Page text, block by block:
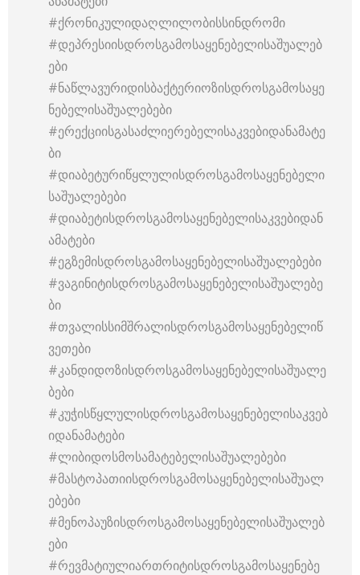
#ქრონიკულიდაღლილობისსინდრომი
#დეპრესიისდროსგამოსაყენებელისაშუალებ
ები
#ნაწლავურიდისბაქტერიოზისდროსგამოსაყე
ნებელისაშუალებები
#ერექციისგასაძლიერებელისაკვებიდანამატე
ბი
#დიაბეტურიწყლულისდროსგამოსაყენებელი
საშუალებები
#დიაბეტისდროსგამოსაყენებელისაკვებიდან
ამატები
#ეგზემისდროსგამოსაყენებელისაშუალებები
#ვაგინიტისდროსგამოსაყენებელისაშუალებე
ბი
#თვალისსიმშრალისდროსგამოსაყენებელიწ
ვეთები
#კანდიდოზისდროსგამოსაყენებელისაშუალე
ბები
#კუჭისწყლულისდროსგამოსაყენებელისაკვებ
იდანამატები
#ლიბიდოსმოსამატებელისაშუალებები
#მასტოპათიისდროსგამოსაყენებელისაშუალ
ებები
#მენოპაუზისდროსგამოსაყენებელისაშუალებ
ები
#რევმატიულიართრიტისდროსგამოსაყენებე